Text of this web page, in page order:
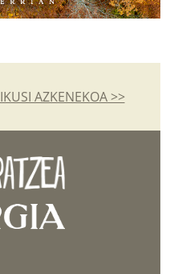
IKUSI AZKENEKOA >>